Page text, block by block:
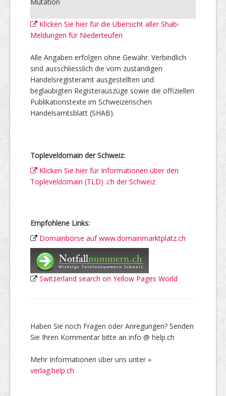
Klicken Sie hier für die Übersicht aller Shab-
Meldungen für Niederteufen
Alle Angaben erfolgen ohne Gewähr. Verbindlich
sind ausschliesslich die vom zuständigen
Handelsregisteramt ausgestellten und
beglaubigten Registerauszüge sowie die offiziellen
Publikationstexte im Schweizerischen
Handelsamtsblatt (SHAB).
Topleveldomain der Schweiz:
Klicken Sie hier für Informationen über den
Topleveldomain (TLD) .ch der Schweiz
Empfohlene Links:
Domainbörse auf www.domainmarktplatz.ch
Switzerland search on Yellow Pages World
Haben Sie noch Fragen oder Anregungen? Senden
Sie Ihren Kommentar bitte an info @ help.ch
Mehr Informationen über uns unter »
verlag.help.ch